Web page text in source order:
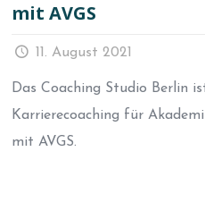
mit AVGS
11. August 2021
Das Coaching Studio Berlin
Karrierecoaching für
mit AVGS.